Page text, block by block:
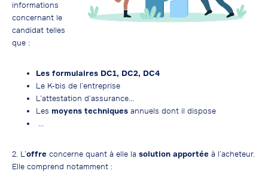
informations
concernant le
candidat telles
que :
Les formulaires DC1, DC2, DC4
Le K-bis de l’entreprise
L’attestation d’assurance…
Les moyens techniques annuels dont il dispose
…
2. L’offre concerne quant à elle la solution apportée à l’acheteur.
Elle comprend notamment :